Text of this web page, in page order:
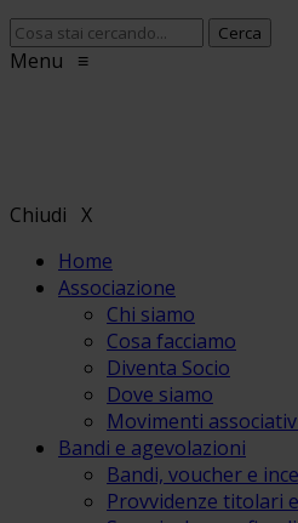
Menu ≡
Chiudi X
Home
Associazione
Chi siamo
Cosa facciamo
Diventa Socio
Dove siamo
Movimenti
Bandi e agevolazioni
Bandi, voucher e
Provvidenze titolari